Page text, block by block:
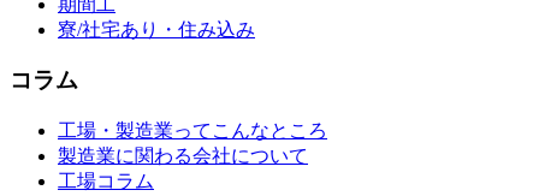
寮/社宅あり・住み込み
コラム
工場・製造業ってこんなところ
製造業に関わる会社について
工場コラム